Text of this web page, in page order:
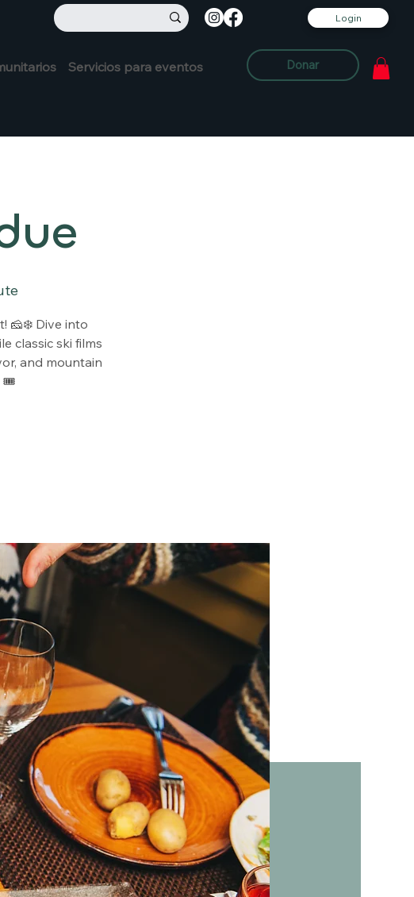
Login
Servicios para eventos Donar
🧀❄️ Dive into
classic ski films
and mountain
🎟️